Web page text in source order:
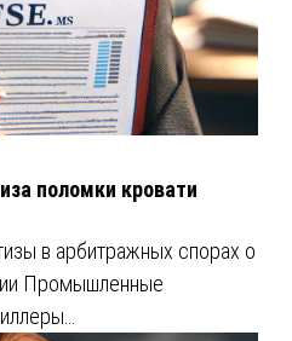
поломки кровати
в арбитражных спорах о
Промышленные